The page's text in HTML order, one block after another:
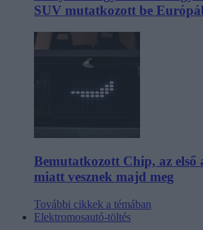
SUV mutatkozott be
Bemutatkozott Chip, az első
miatt vesznek majd meg
További cikkek a témában
Elektromosautó-töltés